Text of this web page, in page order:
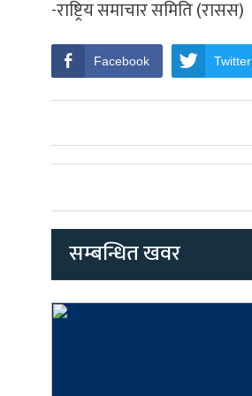
-राष्ट्रिय समाचार समिति (रासस)
Facebook Twitter
सम्बन्धित खवर